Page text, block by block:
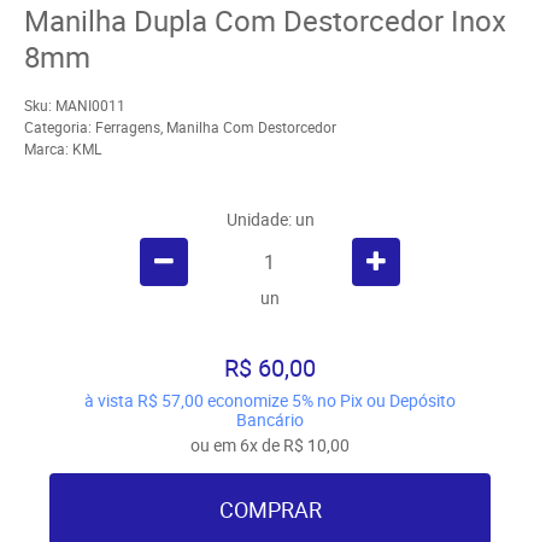
Manilha Dupla Com Destorcedor Inox
8mm
Sku: MANI0011
Categoria: Ferragens, Manilha Com Destorcedor
Marca: KML
Unidade: un
un
R$ 60,00
à vista R$ 57,00 economize 5% no Pix ou Depósito
Bancário
ou em 6xde R$ 10,00
COMPRAR